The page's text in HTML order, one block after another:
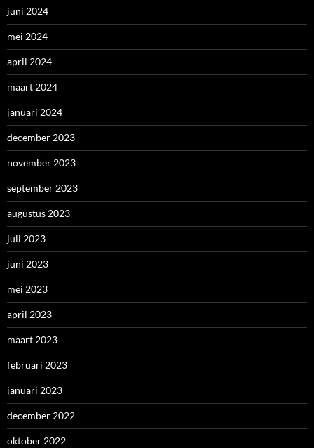
juni 2024
mei 2024
april 2024
maart 2024
januari 2024
december 2023
november 2023
september 2023
augustus 2023
juli 2023
juni 2023
mei 2023
april 2023
maart 2023
februari 2023
januari 2023
december 2022
oktober 2022